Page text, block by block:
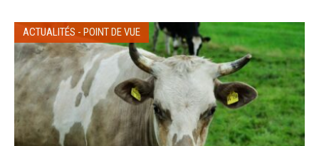
ACTUALITÉS - POINT DE VUE